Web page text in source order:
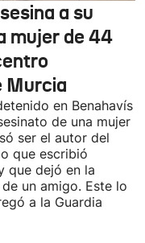
a su
mujer de 44
Murcia
en Benahavís
de una mujer
ser el autor del
que escribió
que dejó en la
un amigo. Este lo
a la Guardia